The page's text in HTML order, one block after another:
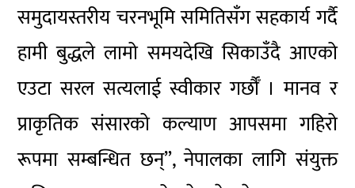
समुदायस्तरीय चरनभूमि समितिसँग सहकार्य गर्दै
हामी बुद्धले लामो समयदेखि सिकाउँदै आएको
एउटा सरल सत्यलाई स्वीकार गर्छौँ । मानव र
प्राकृतिक संसारको कल्याण आपसमा गहिरो
रूपमा सम्बन्धित छन्”, नेपालका लागि संयुक्त